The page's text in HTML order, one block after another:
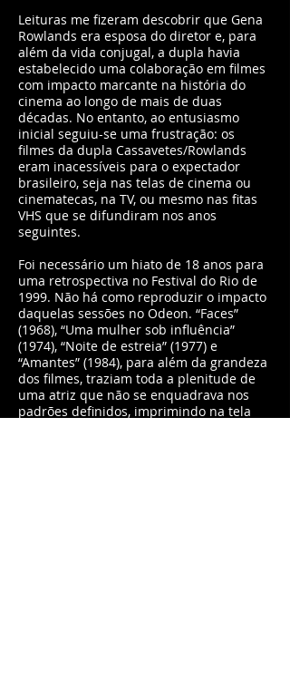
Leituras me fizeram descobrir que Gena
Rowlands era esposa do diretor e, para
além da vida conjugal, a dupla havia
estabelecido uma colaboração em filmes
com impacto marcante na história do
cinema ao longo de mais de duas
décadas. No entanto, ao entusiasmo
inicial seguiu-se uma frustração: os
filmes da dupla Cassavetes/Rowlands
eram inacessíveis para o expectador
brasileiro, seja nas telas de cinema ou
cinematecas, na TV, ou mesmo nas fitas
VHS que se difundiram nos anos
seguintes.
Foi necessário um hiato de 18 anos para
uma retrospectiva no Festival do Rio de
1999. Não há como reproduzir o impacto
daquelas sessões no Odeon. “Faces”
(1968), “Uma mulher sob influência”
(1974), “Noite de estreia” (1977) e
“Amantes” (1984), para além da grandeza
dos filmes, traziam toda a plenitude de
uma atriz que não se enquadrava nos
padrões definidos, imprimindo na tela